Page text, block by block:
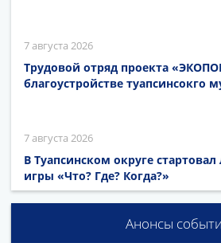
7 августа 2026
Трудовой отряд проекта
благоустройстве туапсинсокго
7 августа 2026
В Туапсинском округе
игры «Что? Где? Когда?»
Анонсы